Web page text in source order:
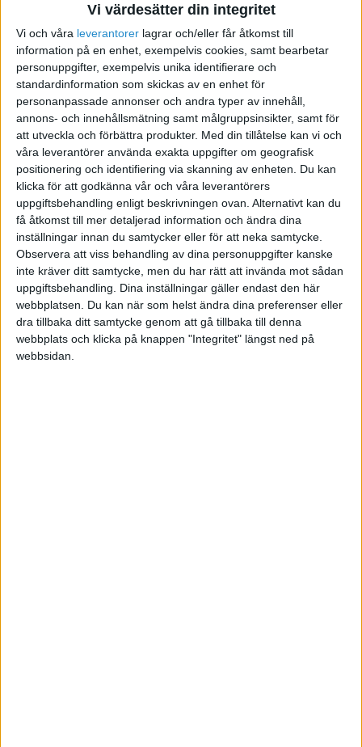
Vi värdesätter din integritet
Vi och våra leverantorer lagrar och/eller får åtkomst till
information på en enhet, exempelvis cookies, samt bearbetar
personuppgifter, exempelvis unika identifierare och
standardinformation som skickas av en enhet för
personanpassade annonser och andra typer av innehåll,
annons- och innehållsmätning samt målgruppsinsikter, samt för
att utveckla och förbättra produkter. Med din tillåtelse kan vi och
våra leverantörer använda exakta uppgifter om geografisk
positionering och identifiering via skanning av enheten. Du kan
klicka för att godkänna vår och våra leverantörers
uppgiftsbehandling enligt beskrivningen ovan. Alternativt kan du
få åtkomst till mer detaljerad information och ändra dina
inställningar innan du samtycker eller för att neka samtycke.
Observera att viss behandling av dina personuppgifter kanske
inte kräver ditt samtycke, men du har rätt att invända mot sådan
uppgiftsbehandling. Dina inställningar gäller endast den här
webbplatsen. Du kan när som helst ändra dina preferenser eller
dra tillbaka ditt samtycke genom att gå tillbaka till denna
webbplats och klicka på knappen "Integritet" längst ned på
webbsidan.
Skriv svar
Tillverkning av Banners
2008-05-19 11:14
Jag skulle behöva hjälp med några banners i
huvudsak Flash. Det är lite bråttom så du får
gärna höra av dig direkt.
Timbaserad eller fast lön utgår självklart.
F-skatt inget krav men underlättar.
Skicka mig gärna lite referenser och vad du kan
så fort du har möjlighet.